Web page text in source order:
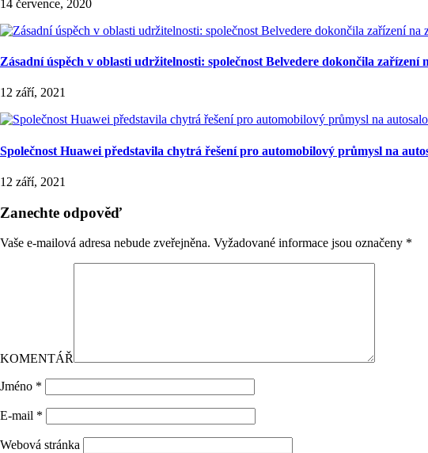
14 července, 2020
Zásadní úspěch v oblasti udržitelnosti: společnost Belvedere dokončila zařízení
12 září, 2021
Společnost Huawei představila chytrá řešení pro automobilový průmysl na
12 září, 2021
Zanechte odpověď
Vaše e-mailová adresa nebude zveřejněna. Vyžadované informace jsou označeny *
KOMENTÁŘ
Jméno *
E-mail *
Webová stránka